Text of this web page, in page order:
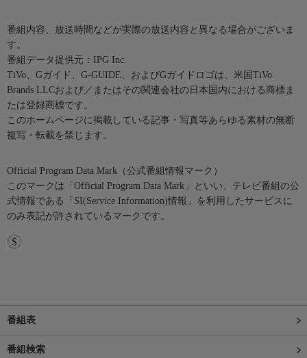
番組内容、放送時間などが実際の放送内容と異なる場合がございま
す。
番組データ提供元：IPG Inc.
TiVo、Gガイド、G-GUIDE、およびGガイドロゴは、米国TiVo
Brands LLCおよび／またはその関連会社の日本国内における商標ま
たは登録商標です。
このホームページに掲載している記事・写真等あらゆる素材の無断
複写・転載を禁じます。
Official Program Data Mark（公式番組情報マーク）
このマークは「Official Program Data Mark」といい、テレビ番組の公
式情報である「SI(Service Information)情報」を利用したサービスに
のみ表記が許されているマークです。
番組表
番組検索